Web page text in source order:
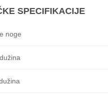
SPECIFIKACIJE
noge